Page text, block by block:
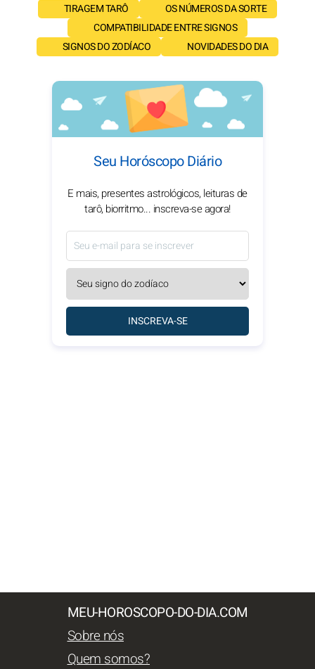
TIRAGEM TARÔ
OS NÚMEROS DA SORTE
COMPATIBILIDADE ENTRE SIGNOS
SIGNOS DO ZODÍACO
NOVIDADES DO DIA
Seu Horóscopo Diário
E mais, presentes astrológicos, leituras de
tarô, biorritmo... inscreva-se agora!
INSCREVA-SE
MEU-HOROSCOPO-DO-DIA.COM
Sobre nós
Quem somos?